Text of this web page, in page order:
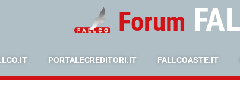
Forum
PORTALECREDITORI.IT FALLCOASTE.IT